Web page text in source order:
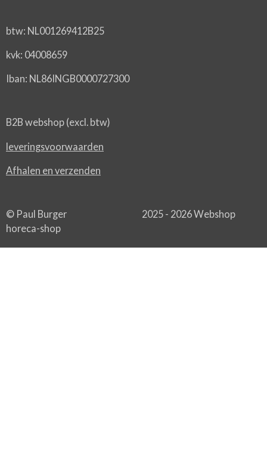
btw: NL001269412B25
kvk: 04008659
Iban: NL86INGB0000727300
B2B webshop (excl. btw)
leveringsvoorwaarden
Afhalen en verzenden
© Paul Burger 2025 - 2026 Webshop
horeca-shop